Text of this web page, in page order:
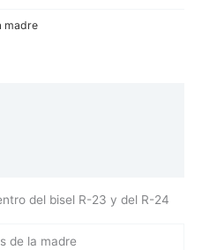
madre
del bisel R-23 y del R-24
de la madre